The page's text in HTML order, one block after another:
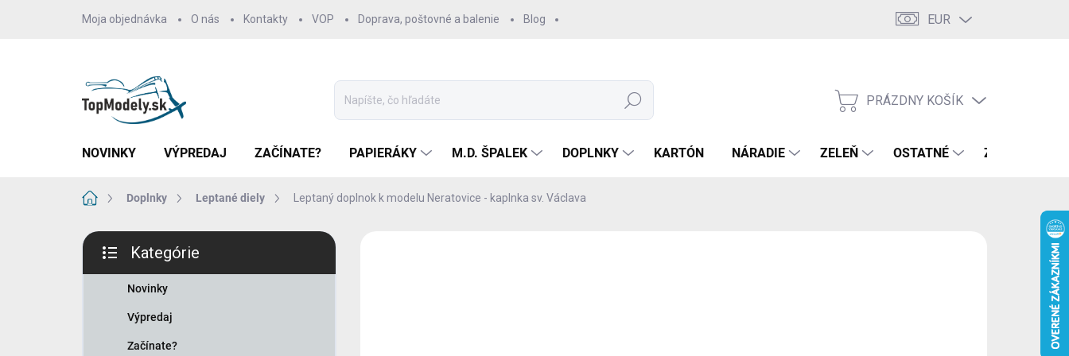
Moja objednávka O nás Kontakty VOP Doprava, poštovné a balenie Blog EUR
Hľadať
NÁKUPNÝ
PRÁZDNY KOŠÍK
NOVINKY VÝPREDAJ ZAČÍNATE? PAPIERÁKY M.D. ŠPALEK DOPLNKY KARTÓN NÁRADIE ZELEŇ OSTATNÉ ZNAČKY
DomovDoplnky Leptané diely Leptaný doplnok k modelu Neratovice - kaplnka sv. Václava
B
č
kategórie
Kategórie
Novinky
Výpredaj
Začínate?